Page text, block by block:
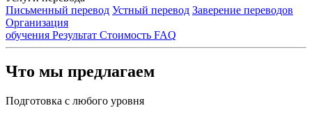
Письменный перевод Устный перевод Заверение переводов
Организация
обучения Результат Стоимость FAQ
Что мы предлагаем
Подготовка с любого уровня